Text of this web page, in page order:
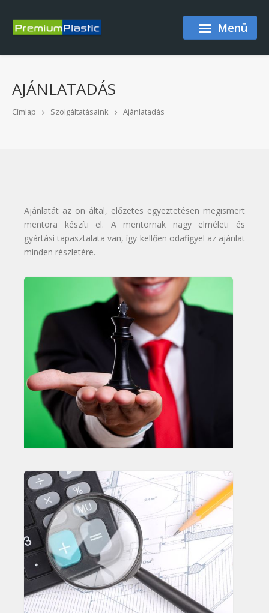
Menü
AJÁNLATADÁS
Címlap Szolgáltatásaink Ajánlatadás
Ajánlatát az ön által, előzetes egyeztetésen megismert
mentora készíti el. A mentornak nagy elméleti és
gyártási tapasztalata van, így kellően odafigyel az ajánlat
minden részletére.